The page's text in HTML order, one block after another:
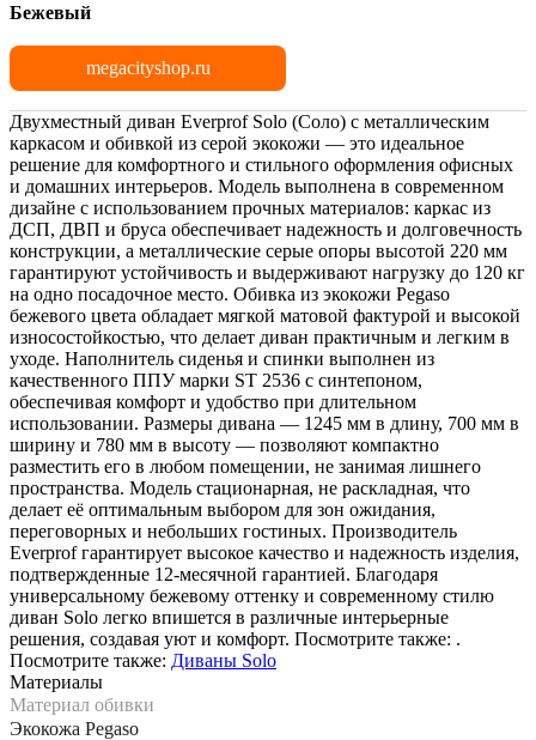
Бежевый
megacityshop.ru
Двухместный диван Everprof Solo (Соло) с металлическим
каркасом и обивкой из серой экокожи — это идеальное
решение для комфортного и стильного оформления офисных
и домашних интерьеров. Модель выполнена в современном
дизайне с использованием прочных материалов: каркас из
ДСП, ДВП и бруса обеспечивает надежность и долговечность
конструкции, а металлические серые опоры высотой 220 мм
гарантируют устойчивость и выдерживают нагрузку до 120 кг
на одно посадочное место. Обивка из экокожи Pegaso
бежевого цвета обладает мягкой матовой фактурой и высокой
износостойкостью, что делает диван практичным и легким в
уходе. Наполнитель сиденья и спинки выполнен из
качественного ППУ марки ST 2536 с синтепоном,
обеспечивая комфорт и удобство при длительном
использовании. Размеры дивана — 1245 мм в длину, 700 мм в
ширину и 780 мм в высоту — позволяют компактно
разместить его в любом помещении, не занимая лишнего
пространства. Модель стационарная, не раскладная, что
делает её оптимальным выбором для зон ожидания,
переговорных и небольших гостиных. Производитель
Everprof гарантирует высокое качество и надежность изделия,
подтвержденные 12-месячной гарантией. Благодаря
универсальному бежевому оттенку и современному стилю
диван Solo легко впишется в различные интерьерные
решения, создавая уют и комфорт. Посмотрите также: .
Посмотрите также: Диваны Solo
Материалы
Материал обивки
Экокожа Pegaso